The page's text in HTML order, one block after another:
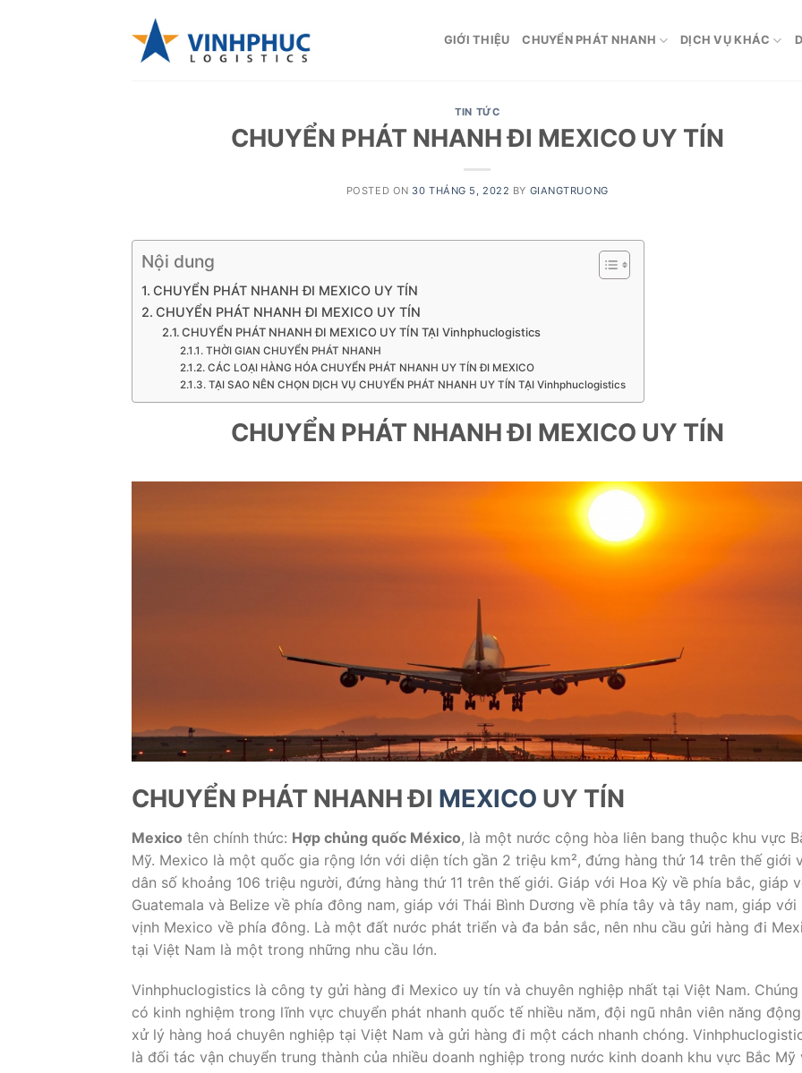
GIỚI THIỆU CHUYỂN PHÁT NHANH DỊCH VỤ KHÁC
TIN TỨC
CHUYỂN PHÁT NHANH ĐI MEXICO UY TÍN
POSTED ON 30 THÁNG 5, 2022 BY GIANGTRUONG
Nội dung
CHUYỂN PHÁT NHANH ĐI MEXICO UY TÍN
CHUYỂN PHÁT NHANH ĐI MEXICO UY TÍN
CHUYỂN PHÁT NHANH ĐI MEXICO UY TÍN TẠI Vinhphuclogistics
THỜI GIAN CHUYỂN PHÁT NHANH
CÁC LOẠI HÀNG HÓA CHUYỂN PHÁT NHANH UY TÍN ĐI MEXICO
TẠI SAO NÊN CHỌN DỊCH VỤ CHUYỂN PHÁT NHANH UY TÍN TẠI Vinhphuclogistics
CHUYỂN PHÁT NHANH ĐI MEXICO UY TÍN
CHUYỂN PHÁT NHANH ĐI MEXICO UY TÍN
Mexico tên chính thức: Hợp chủng quốc México, là một nước cộng hòa liên bang thuộc khu vực
Mỹ. Mexico là một quốc gia rộng lớn với diện tích gần 2 triệu km², đứng hàng thứ 14 trên thế giới
dân số khoảng 106 triệu người, đứng hàng thứ 11 trên thế giới. Giáp với Hoa Kỳ về phía bắc, giáp
Guatemala và Belize về phía đông nam, giáp với Thái Bình Dương về phía tây và tây nam, giáp với
vịnh Mexico về phía đông. Là một đất nước phát triển và đa bản sắc, nên nhu cầu gửi hàng đi
tại Việt Nam là một trong những nhu cầu lớn.
Vinhphuclogistics là công ty gửi hàng đi Mexico uy tín và chuyên nghiệp nhất tại Việt Nam.
có kinh nghiệm trong lĩnh vực chuyển phát nhanh quốc tế nhiều năm, đội ngũ nhân viên năng
xử lý hàng hoá chuyên nghiệp tại Việt Nam và gửi hàng đi một cách nhanh chóng.
là đối tác vận chuyển trung thành của nhiều doanh nghiệp trong nước kinh doanh khu vực Bắc Mỹ